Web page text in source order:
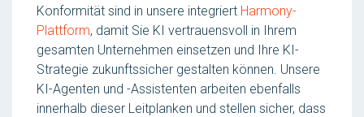
Konformität sind in unsere integriert Harmony-
Plattform, damit Sie KI vertrauensvoll in Ihrem
gesamten Unternehmen einsetzen und Ihre KI-
Strategie zukunftssicher gestalten können. Unsere
KI-Agenten und -Assistenten arbeiten ebenfalls
innerhalb dieser Leitplanken und stellen sicher, dass